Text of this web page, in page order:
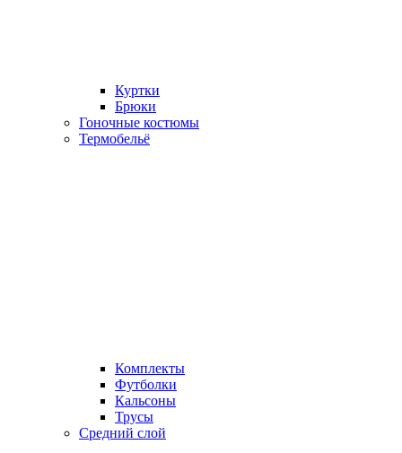
Куртки
Брюки
Гоночные костюмы
Термобельё
Комплекты
Футболки
Кальсоны
Трусы
Средний слой